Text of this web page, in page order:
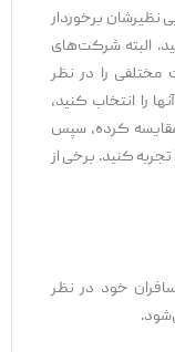
برخوردار
البته شرکت‌های
را در نظر
را انتخاب کنید،
کرده، سپس
کنید. برخی از
خود در نظر